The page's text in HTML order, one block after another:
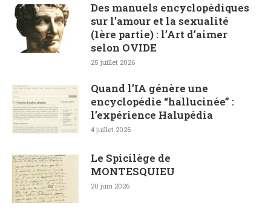
Des manuels encyclopédiques
sur l’amour et la sexualité
(1ère partie) : l’Art d’aimer
selon OVIDE
25 juillet 2026
Quand l’IA génère une
encyclopédie “hallucinée” :
l’expérience Halupédia
4 juillet 2026
Le Spicilège de
MONTESQUIEU
20 juin 2026